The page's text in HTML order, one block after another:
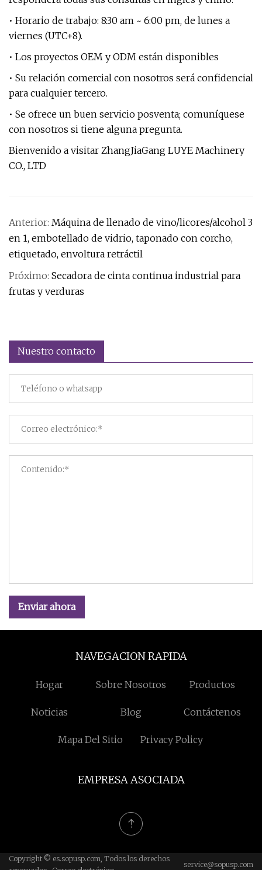
• Horario de trabajo: 8:30 am ~ 6:00 pm, de lunes a
viernes (UTC+8).
• Los proyectos OEM y ODM están disponibles
• Su relación comercial con nosotros será confidencial
para cualquier tercero.
• Se ofrece un buen servicio posventa; comuníquese
con nosotros si tiene alguna pregunta.
Bienvenido a visitar ZhangJiaGang LUYE Machinery
CO., LTD
Anterior: Máquina de llenado de vino/licores/alcohol 3
en 1, embotellado de vidrio, taponado con corcho,
etiquetado, envoltura retráctil
Próximo: Secadora de cinta continua industrial para
frutas y verduras
Nuestro contacto
Enviar ahora
NAVEGACION RAPIDA
Hogar Sobre Nosotros Productos
Noticias Blog Contáctenos
Mapa Del Sitio Privacy Policy
EMPRESA ASOCIADA
Copyright © es.sopusp.com, Todos los derechos
service@sopusp.com